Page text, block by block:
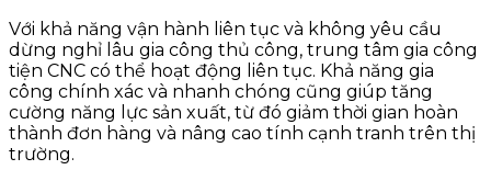
Với khả năng vận hành liên tục và không yêu cầu
dừng nghỉ lâu gia công thủ công, trung tâm gia công
tiện CNC có thể hoạt động liên tục. Khả năng gia
công chính xác và nhanh chóng cũng giúp tăng
cường năng lực sản xuất, từ đó giảm thời gian hoàn
thành đơn hàng và nâng cao tính cạnh tranh trên thị
trường.